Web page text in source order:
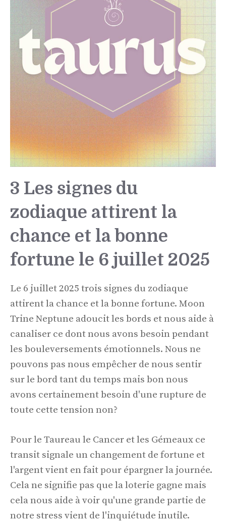
3 Les signes du
zodiaque attirent la
chance et la bonne
fortune le 6 juillet 2025
Le 6 juillet 2025 trois signes du zodiaque
attirent la chance et la bonne fortune. Moon
Trine Neptune adoucit les bords et nous aide à
canaliser ce dont nous avons besoin pendant
les bouleversements émotionnels. Nous ne
pouvons pas nous empêcher de nous sentir
sur le bord tant du temps mais bon nous
avons certainement besoin d'une rupture de
toute cette tension non?
Pour le Taureau le Cancer et les Gémeaux ce
transit signale un changement de fortune et
l'argent vient en fait pour épargner la journée.
Cela ne signifie pas que la loterie gagne mais
cela nous aide à voir qu'une grande partie de
notre stress vient de l'inquiétude inutile.